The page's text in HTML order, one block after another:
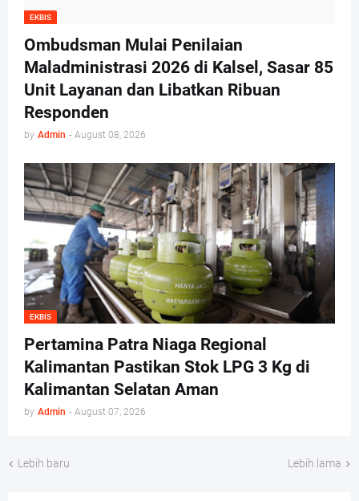
EKBIS
Ombudsman Mulai Penilaian
Maladministrasi 2026 di Kalsel, Sasar 85
Unit Layanan dan Libatkan Ribuan
Responden
by Admin - August 08, 2026
EKBIS
Pertamina Patra Niaga Regional
Kalimantan Pastikan Stok LPG 3 Kg di
Kalimantan Selatan Aman
by Admin - August 07, 2026
Lebih baru Lebih lama